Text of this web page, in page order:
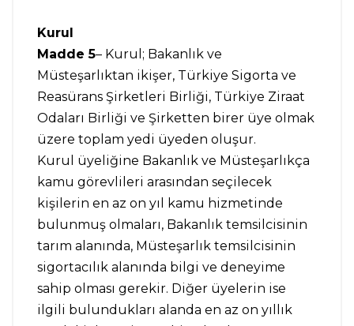
Kurul
Madde 5– Kurul; Bakanlık ve
Müsteşarlıktan ikişer, Türkiye Sigorta ve
Reasürans Şirketleri Birliği, Türkiye Ziraat
Odaları Birliği ve Şirketten birer üye olmak
üzere toplam yedi üyeden oluşur.
Kurul üyeliğine Bakanlık ve Müsteşarlıkça
kamu görevlileri arasından seçilecek
kişilerin en az on yıl kamu hizmetinde
bulunmuş olmaları, Bakanlık temsilcisinin
tarım alanında, Müsteşarlık temsilcisinin
sigortacılık alanında bilgi ve deneyime
sahip olması gerekir. Diğer üyelerin ise
ilgili bulundukları alanda en az on yıllık